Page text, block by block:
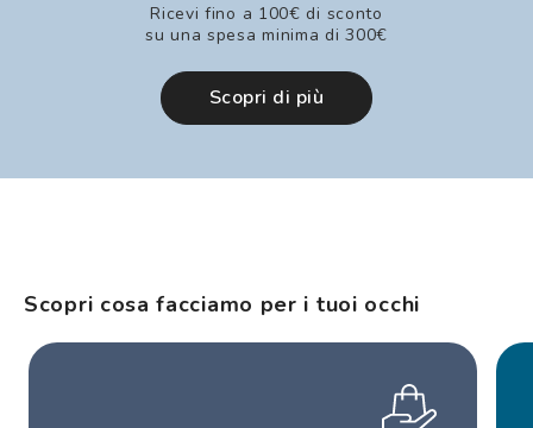
Ricevi fino a 100€ di sconto
su una spesa minima di 300€
Scopri di più
Scopri cosa facciamo per i tuoi occhi